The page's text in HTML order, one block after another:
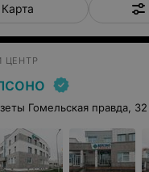
Карта
ЦЕНТР
Гомельская правда, 32